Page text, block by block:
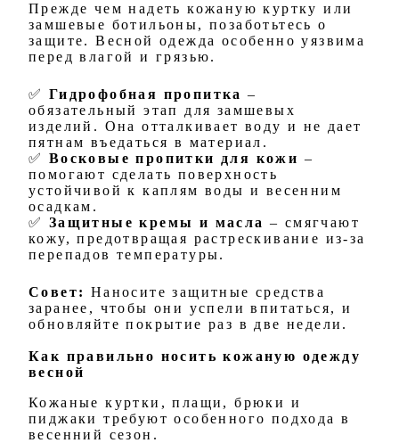
Прежде чем надеть кожаную куртку или
замшевые ботильоны, позаботьтесь о
защите. Весной одежда особенно уязвима
перед влагой и грязью.
✅ Гидрофобная пропитка –
обязательный этап для замшевых
изделий. Она отталкивает воду и не дает
пятнам въедаться в материал.
✅ Восковые пропитки для кожи –
помогают сделать поверхность
устойчивой к каплям воды и весенним
осадкам.
✅ Защитные кремы и масла – смягчают
кожу, предотвращая растрескивание из-за
перепадов температуры.
Совет: Наносите защитные средства
заранее, чтобы они успели впитаться, и
обновляйте покрытие раз в две недели.
Как правильно носить кожаную одежду
весной
Кожаные куртки, плащи, брюки и
пиджаки требуют особенного подхода в
весенний сезон.